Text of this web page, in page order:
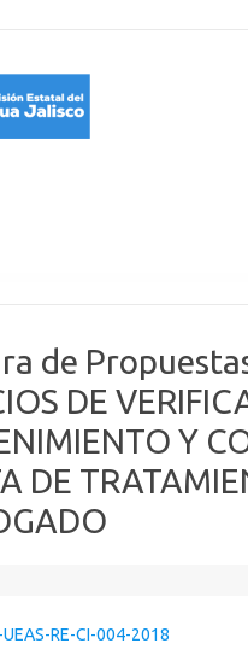
de
DE
Y
DE
RE-CI-004-2018